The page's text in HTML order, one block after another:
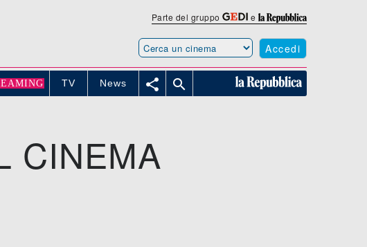
Parte del gruppo e
Accedi
TV News  
CINEMA